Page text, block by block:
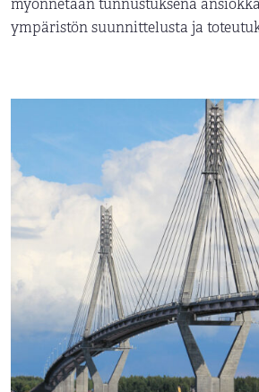
myönnetään tunnustuksena
ympäristön suunnittelusta ja